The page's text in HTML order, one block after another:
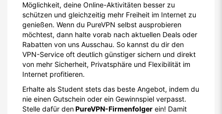
Möglichkeit, deine Online-Aktivitäten besser zu
schützen und gleichzeitig mehr Freiheit im Internet zu
genießen. Wenn du PureVPN selbst ausprobieren
möchtest, dann halte vorab nach aktuellen Deals oder
Rabatten von uns Ausschau. So kannst du dir den
VPN-Service oft deutlich günstiger sichern und direkt
von mehr Sicherheit, Privatsphäre und Flexibilität im
Internet profitieren.
Erhalte als Student stets das beste Angebot, indem du
nie einen Gutschein oder ein Gewinnspiel verpasst.
Stelle dafür denPureVPN-Firmenfolger ein! Damit